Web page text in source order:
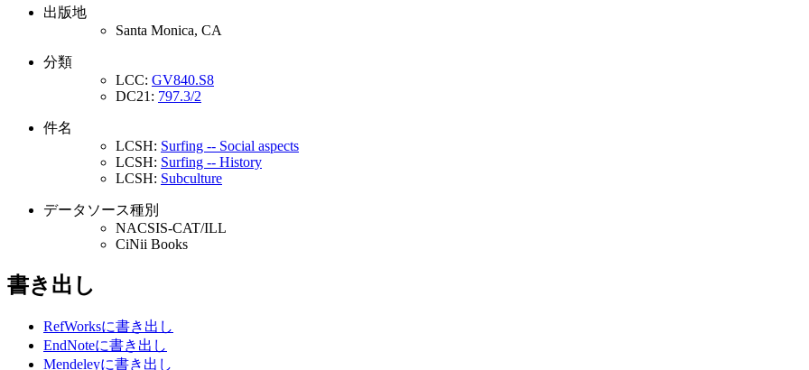
出版地
Santa Monica, CA
分類
LCC: GV840.S8
DC21: 797.3/2
件名
LCSH: Surfing -- Social aspects
LCSH: Surfing -- History
LCSH: Subculture
データソース種別
NACSIS-CAT/ILL
CiNii Books
書き出し
RefWorksに書き出し
EndNoteに書き出し
Mendeleyに書き出し